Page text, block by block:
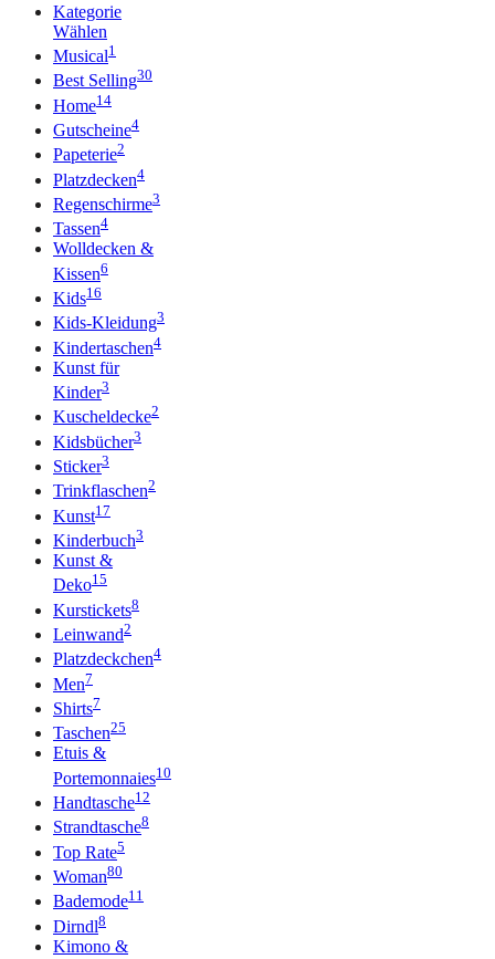
Kategorie
Wählen
Musical1
Best Selling30
Home14
Gutscheine4
Papeterie2
Platzdecken4
Regenschirme3
Tassen4
Wolldecken &
Kissen6
Kids16
Kids-Kleidung3
Kindertaschen4
Kunst für
Kinder3
Kuscheldecke2
Kidsbücher3
Sticker3
Trinkflaschen2
Kunst17
Kinderbuch3
Kunst &
Deko15
Kurstickets8
Leinwand2
Platzdeckchen4
Men7
Shirts7
Taschen25
Etuis &
Portemonnaies10
Handtasche12
Strandtasche8
Top Rate5
Woman80
Bademode11
Dirndl8
Kimono &